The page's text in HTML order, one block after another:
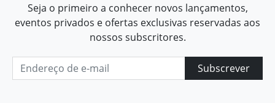
Seja o primeiro a conhecer novos lançamentos,
eventos privados e ofertas exclusivas reservadas aos
nossos subscritores.
Subscrever